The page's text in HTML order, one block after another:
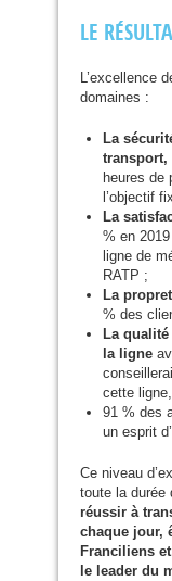
LE RÉ
L’excellence
domaines :
La
transport,
heures de
l’objectif
La
% en
ligne de
RATP ;
La
% des
La
la ligne
cette
91 % des
un esprit
Ce niveau
toute la durée
réussir à
chaque jour,
Franciliens
le leader du